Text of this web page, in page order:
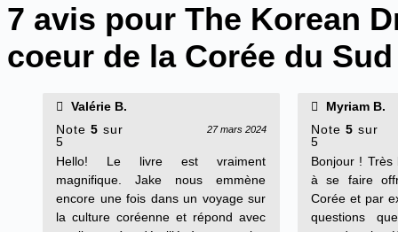
7 avis pour The Korean
coeur de la Corée du Sud
Valérie B.
Note 5 sur
5
27 mars 2024
Hello! Le livre est vraiment
magnifique. Jake nous emmène
encore une fois dans un voyage sur
la culture coréenne et répond avec
Myriam B.
Note 5 sur
5
Bonjour !
à se faire
Corée et par
questions